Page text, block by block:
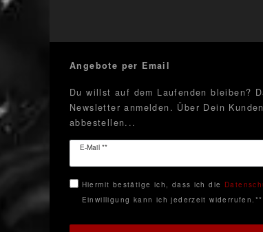
Angebote per Email
Du willst auf dem Laufenden bleiben?
Newsletter anmelden. Über Dein
abbestellen...
E-Mail **
Newsletter
Hiermit bestätige ich, dass ich die
Einwilligung kann ich jederzeit widerrufen.**